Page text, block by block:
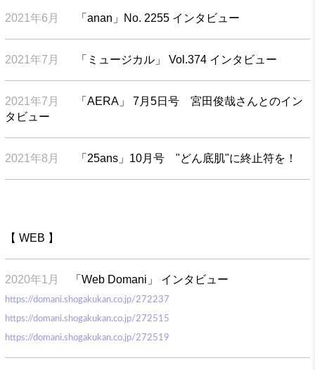
2021年6月 「anan」No. 2255 インタビュー
2021年7月 「ミュージカル」 Vol.374 インタビュー
2021年7月
「AERA」 7月5日号 宮田俊哉さんとのイン
タビュー
2021年8月 「25ans」10月号 "どん底肌"に終止符を！
【 WEB 】
2020年1月 「Web Domani」 インタビュー
https://domani.shogakukan.co.jp/272237
https://domani.shogakukan.co.jp/272515
https://domani.shogakukan.co.jp/272519